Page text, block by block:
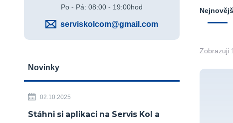
Zobrazuji
Po - Pá: 08:00 - 19:00hod
serviskolcom@gmail.com
Novinky
02.10.2025
Stáhni si aplikaci na Servis Kol a